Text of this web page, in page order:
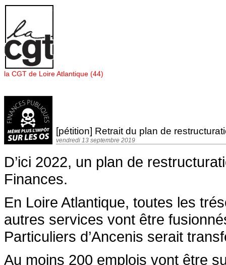
Panneau de gestion des cookies
la CGT de Loire Atlantique (44)
[pétition] Retrait du plan de
vendredi 13 septembre 2019
D’ici 2022, un plan de
Finances.
En Loire Atlantique, toutes les
autres services vont être
Particuliers d’Ancenis serait
Au moins 200 emplois vont être